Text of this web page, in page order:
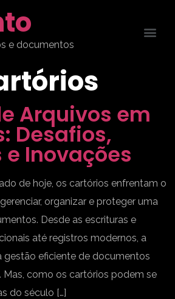
e documentos
Arquivos em
Desafios,
e Inovações
de hoje, os cartórios enfrentam o
organizar e proteger uma
Desde as escrituras e
até registros modernos, a
gestão eficiente de documentos
Mas, como os cartórios podem se
do século […]